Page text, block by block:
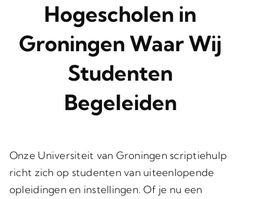
Hogescholen in
Groningen Waar Wij
Studenten
Begeleiden
Onze Universiteit van Groningen scriptiehulp
richt zich op studenten van uiteenlopende
opleidingen en instellingen. Of je nu een